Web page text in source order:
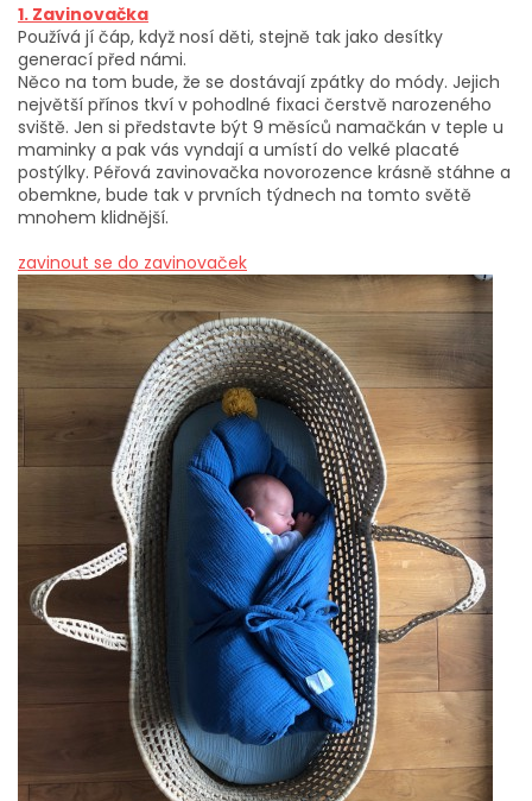
1. Zavinovačka
Používá jí čáp, když nosí děti, stejně tak jako desítky
generací před námi.
Něco na tom bude, že se dostávají zpátky do módy. Jejich
největší přínos tkví v pohodlné fixaci čerstvě narozeného
sviště. Jen si představte být 9 měsíců namačkán v teple u
maminky a pak vás vyndají a umístí do velké placaté
postýlky. Péřová zavinovačka novorozence krásně stáhne a
obemkne, bude tak v prvních týdnech na tomto světě
mnohem klidnější.
zavinout se do zavinovaček